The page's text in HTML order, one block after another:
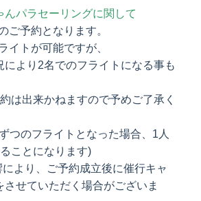
パラセーリングに関して
ご予約となります。
イトが可能ですが、
により2名でのフライトになる事も
は出来かねますので予めご了承く
つのフライトとなった場合、1人
ことになります)
より、ご予約成立後に催行キャ
させていただく場合がございま